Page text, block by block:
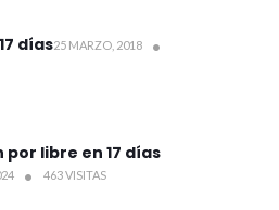
días25 MARZO, 2018
libre en 17 días
463 VISITAS